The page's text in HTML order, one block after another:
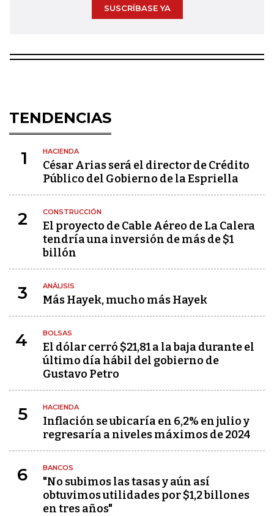
SUSCRÍBASE YA
TENDENCIAS
1 HACIENDA
César Arias será el director de Crédito
Público del Gobierno de la Espriella
2 CONSTRUCCIÓN
El proyecto de Cable Aéreo de La Calera
tendría una inversión de más de $1
billón
3 ANÁLISIS
Más Hayek, mucho más Hayek
4 BOLSAS
El dólar cerró $21,81 a la baja durante el
último día hábil del gobierno de
Gustavo Petro
5 HACIENDA
Inflación se ubicaría en 6,2% en julio y
regresaría a niveles máximos de 2024
6 BANCOS
"No subimos las tasas y aún así
obtuvimos utilidades por $1,2 billones
en tres años"